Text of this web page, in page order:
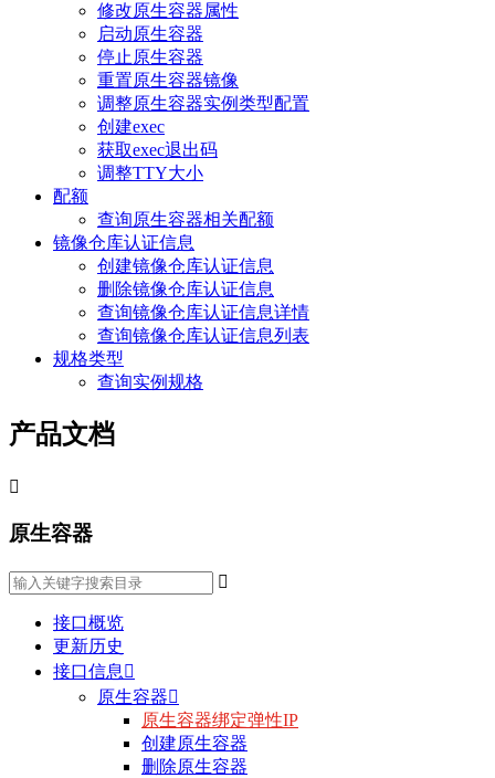
修改原生容器属性
启动原生容器
停止原生容器
重置原生容器镜像
调整原生容器实例类型配置
创建exec
获取exec退出码
调整TTY大小
配额
查询原生容器相关配额
镜像仓库认证信息
创建镜像仓库认证信息
删除镜像仓库认证信息
查询镜像仓库认证信息详情
查询镜像仓库认证信息列表
规格类型
查询实例规格
产品文档

原生容器

接口概览
更新历史
接口信息 
原生容器
原生容器绑定弹性IP
创建原生容器
删除原生容器